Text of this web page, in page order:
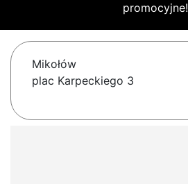
promocyjne!
Mikołów
plac Karpeckiego 3